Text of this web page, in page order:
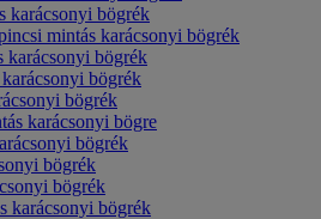
karácsonyi bögrék
mintás karácsonyi bögrék
karácsonyi bögrék
bögrék
bögrék
karácsonyi bögre
bögrék
bögrék
bögrék
karácsonyi bögrék